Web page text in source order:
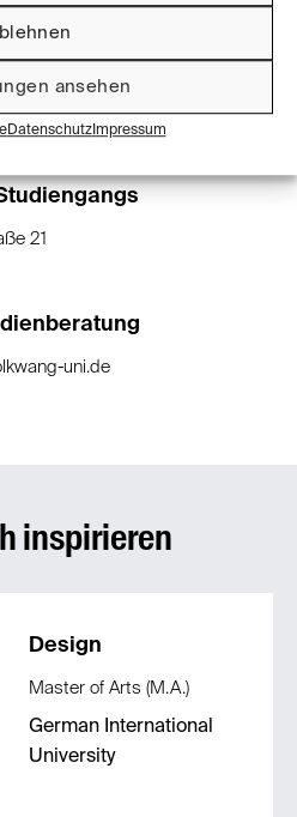
ansehen
DatenschutzImpressum
21
uni.de
inspirieren
Design
Master of Arts (M.A.)
German International
University